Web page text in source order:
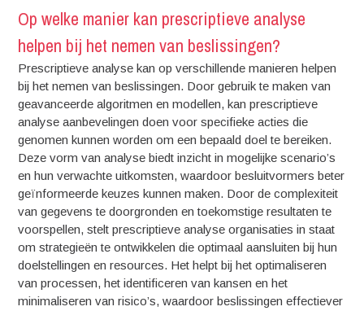
Op welke manier kan prescriptieve analyse
helpen bij het nemen van beslissingen?
Prescriptieve analyse kan op verschillende manieren helpen
bij het nemen van beslissingen. Door gebruik te maken van
geavanceerde algoritmen en modellen, kan prescriptieve
analyse aanbevelingen doen voor specifieke acties die
genomen kunnen worden om een bepaald doel te bereiken.
Deze vorm van analyse biedt inzicht in mogelijke scenario’s
en hun verwachte uitkomsten, waardoor besluitvormers beter
geïnformeerde keuzes kunnen maken. Door de complexiteit
van gegevens te doorgronden en toekomstige resultaten te
voorspellen, stelt prescriptieve analyse organisaties in staat
om strategieën te ontwikkelen die optimaal aansluiten bij hun
doelstellingen en resources. Het helpt bij het optimaliseren
van processen, het identificeren van kansen en het
minimaliseren van risico’s, waardoor beslissingen effectiever